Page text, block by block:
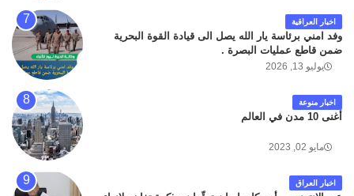
اخبار العراقية
وفد امني برئاسة يار الله يصل الى قيادة القوة البحرية
ضمن قاطع عمليات البصرة .
يوليو 13, 2026
اخبار منوعة
أغنى 10 مدن في العالم
مايو 02, 2023
اخبار العراق